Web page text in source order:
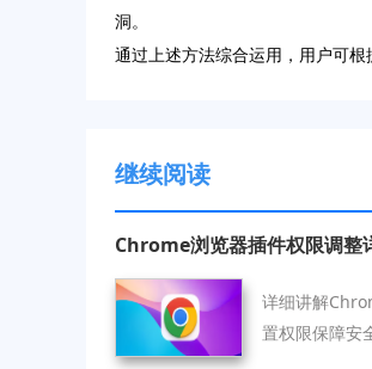
洞。
通过上述方法综合运用，用户可
继续阅读
Chrome浏览器插件权限调整
详细讲解
置权限保障安